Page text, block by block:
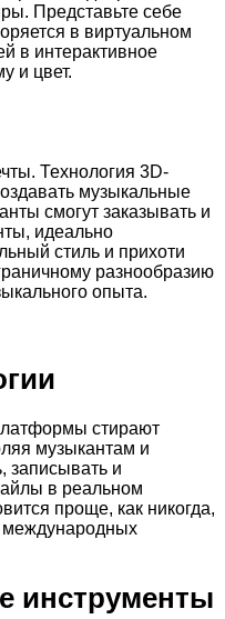
Представьте себе
в виртуальном
в интерактивное
и цвет.
Технология 3D-
музыкальные
смогут заказывать и
идеально
стиль и прихоти
разнообразию
опыта.
стирают
музыкантам и
записывать и
в реальном
проще, как никогда,
международных
инструменты